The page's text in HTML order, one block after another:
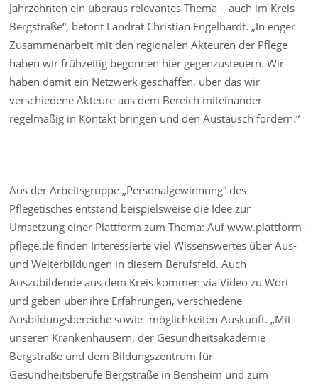
Jahrzehnten ein überaus relevantes Thema – auch im Kreis
Bergstraße“, betont Landrat Christian Engelhardt. „In enger
Zusammenarbeit mit den regionalen Akteuren der Pflege
haben wir frühzeitig begonnen hier gegenzusteuern. Wir
haben damit ein Netzwerk geschaffen, über das wir
verschiedene Akteure aus dem Bereich miteinander
regelmäßig in Kontakt bringen und den Austausch fördern.“
Aus der Arbeitsgruppe „Personalgewinnung“ des
Pflegetisches entstand beispielsweise die Idee zur
Umsetzung einer Plattform zum Thema: Auf www.plattform-
pflege.de finden Interessierte viel Wissenswertes über Aus-
und Weiterbildungen in diesem Berufsfeld. Auch
Auszubildende aus dem Kreis kommen via Video zu Wort
und geben über ihre Erfahrungen, verschiedene
Ausbildungsbereiche sowie -möglichkeiten Auskunft. „Mit
unseren Krankenhäusern, der Gesundheitsakademie
Bergstraße und dem Bildungszentrum für
Gesundheitsberufe Bergstraße in Bensheim und zum